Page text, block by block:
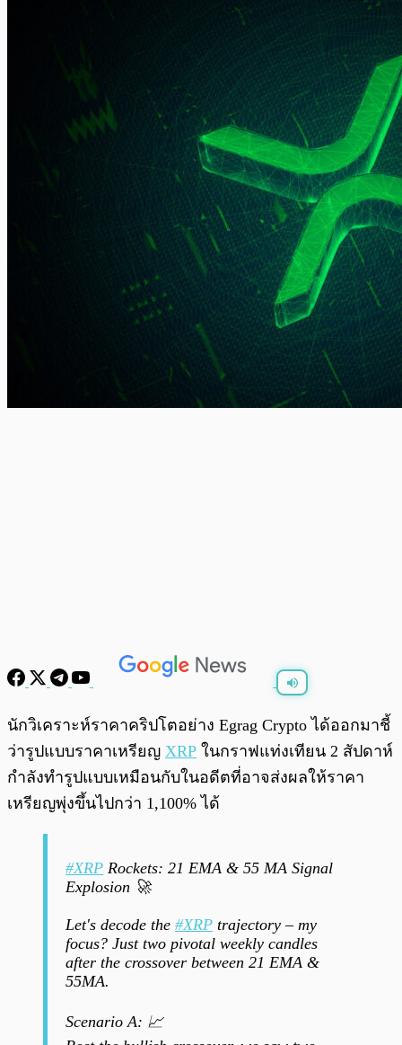
พร้อมเล่น 0:00/
นักวิเคราะห์ราคาคริปโตอย่าง Egrag Crypto ได้ออกมาชี้
ว่ารูปแบบราคาเหรียญ XRP ในกราฟแท่งเทียน 2 สัปดาห์
กำลังทำรูปแบบเหมือนกับในอดีตที่อาจส่งผลให้ราคา
เหรียญพุ่งขึ้นไปกว่า 1,100% ได้
#XRP Rockets: 21 EMA & 55 MA Signal
Explosion 🚀
Let's decode the #XRP trajectory – my
focus? Just two pivotal weekly candles
after the crossover between 21 EMA &
55MA.
Scenario A: 📈